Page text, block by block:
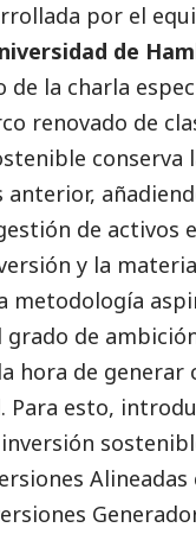
por el
de
de la charla
renovado de
conserva
de activos
y la
metodología
de
hora de generar
Para esto,
Alineadas